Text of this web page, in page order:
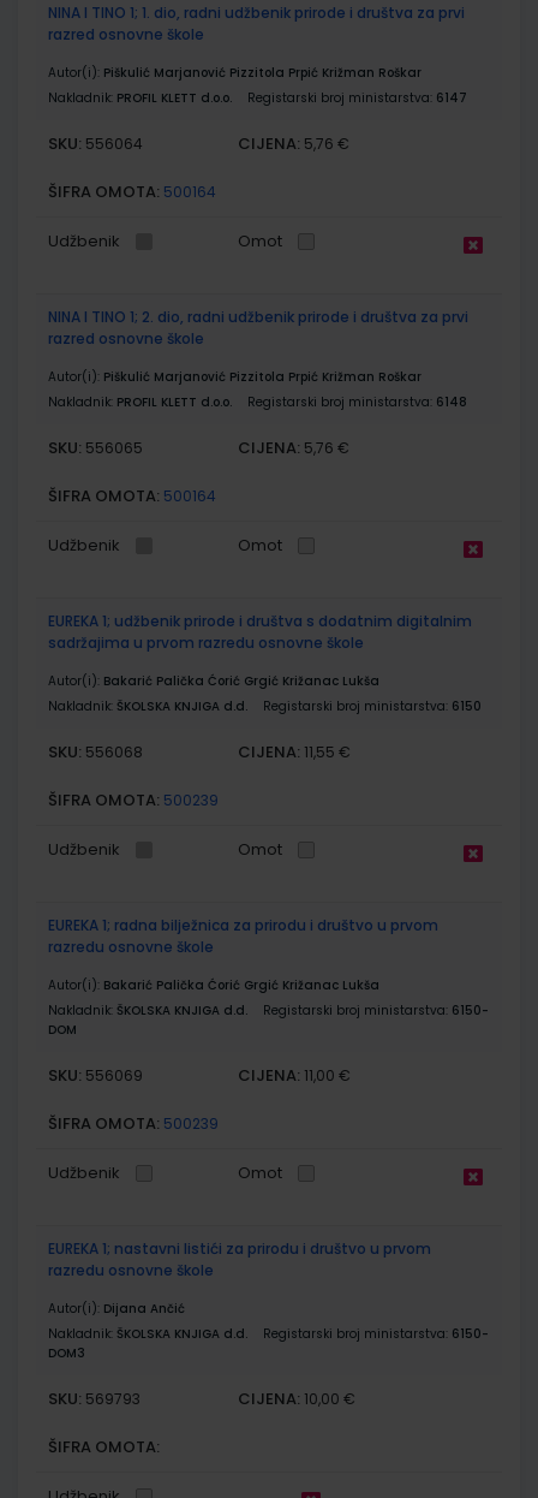
NINA I TINO 1; 1. dio, radni udžbenik prirode i društva za prvi
razred osnovne škole
Autor(i): Piškulić Marjanović Pizzitola Prpić Križman Roškar
Nakladnik: PROFIL KLETT d.o.o. Registarski broj ministarstva: 6147
SKU: 556064 CIJENA: 5,76 €
ŠIFRA OMOTA: 500164
Udžbenik Omot
NINA I TINO 1; 2. dio, radni udžbenik prirode i društva za prvi
razred osnovne škole
Autor(i): Piškulić Marjanović Pizzitola Prpić Križman Roškar
Nakladnik: PROFIL KLETT d.o.o. Registarski broj ministarstva: 6148
SKU: 556065 CIJENA: 5,76 €
ŠIFRA OMOTA: 500164
Udžbenik Omot
EUREKA 1; udžbenik prirode i društva s dodatnim digitalnim
sadržajima u prvom razredu osnovne škole
Autor(i): Bakarić Palička Ćorić Grgić Križanac Lukša
Nakladnik: ŠKOLSKA KNJIGA d.d. Registarski broj ministarstva: 6150
SKU: 556068 CIJENA: 11,55 €
ŠIFRA OMOTA: 500239
Udžbenik Omot
EUREKA 1; radna bilježnica za prirodu i društvo u prvom
razredu osnovne škole
Autor(i): Bakarić Palička Ćorić Grgić Križanac Lukša
Nakladnik: ŠKOLSKA KNJIGA d.d. Registarski broj ministarstva: 6150-
DOM
SKU: 556069 CIJENA: 11,00 €
ŠIFRA OMOTA: 500239
Udžbenik Omot
EUREKA 1; nastavni listići za prirodu i društvo u prvom
razredu osnovne škole
Autor(i): Dijana Ančić
Nakladnik: ŠKOLSKA KNJIGA d.d. Registarski broj ministarstva: 6150-
DOM3
SKU: 569793 CIJENA: 10,00 €
ŠIFRA OMOTA: